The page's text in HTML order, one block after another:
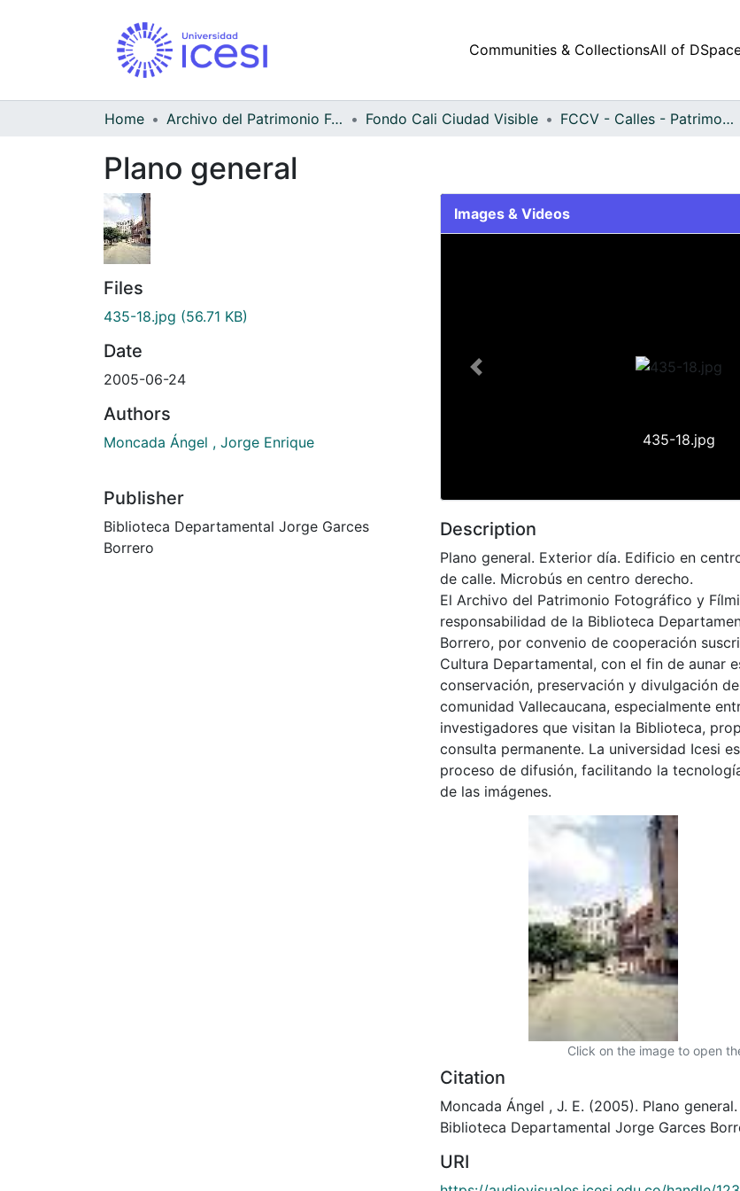
Communities & CollectionsAll of
Home Archivo del Patrimonio Fotográfico y Fílmico del Valle del Cauca Fondo Cali Ciudad Visible FCCV - Calles - Patrimonial
Plano general
Files
435-18.jpg (56.71 KB)
Date
2005-06-24
Authors
Moncada Ángel , Jorge Enrique
Publisher
Biblioteca Departamental Jorge Garces
Borrero
Images & Videos
435-18.jpg
Previous
Description
Plano general. Exterior día. Edificio en
de calle. Microbús en centro derecho.
El Archivo del Patrimonio Fotográfico y
responsabilidad de la Biblioteca
Borrero, por convenio de cooperación
Cultura Departamental, con el fin de aunar
conservación, preservación y divulgación
comunidad Vallecaucana, especialmente
investigadores que visitan la Biblioteca,
consulta permanente. La universidad Icesi
proceso de difusión, facilitando la
de las imágenes.
Click on the image to open
Citation
Moncada Ángel , J. E. (2005). Plano
Biblioteca Departamental Jorge Garces
URI